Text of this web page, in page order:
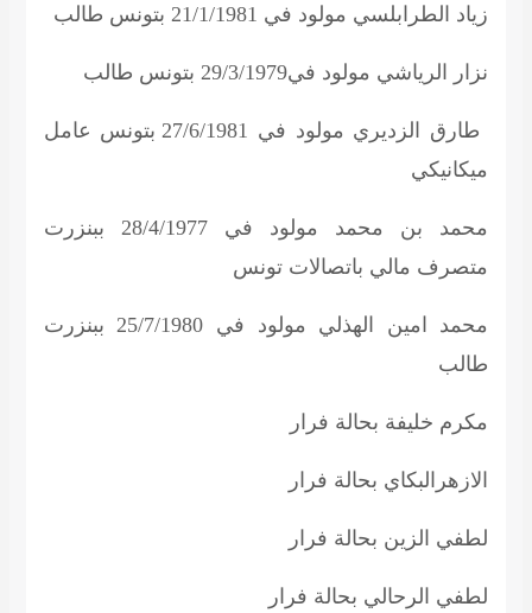
زياد الطرابلسي مولود في 21/1/1981 بتونس طالب
نزار الرياشي مولود في29/3/1979 بتونس طالب
طارق الزديري مولود في 27/6/1981 بتونس عامل
ميكانيكي
محمد بن محمد مولود في 28/4/1977 ببنزرت
متصرف مالي باتصالات تونس
محمد امين الهذلي مولود في 25/7/1980 ببنزرت
طالب
مكرم خليفة بحالة فرار
الازهرالبكاي بحالة فرار
لطفي الزين بحالة فرار
لطفي الرحالي بحالة فرار